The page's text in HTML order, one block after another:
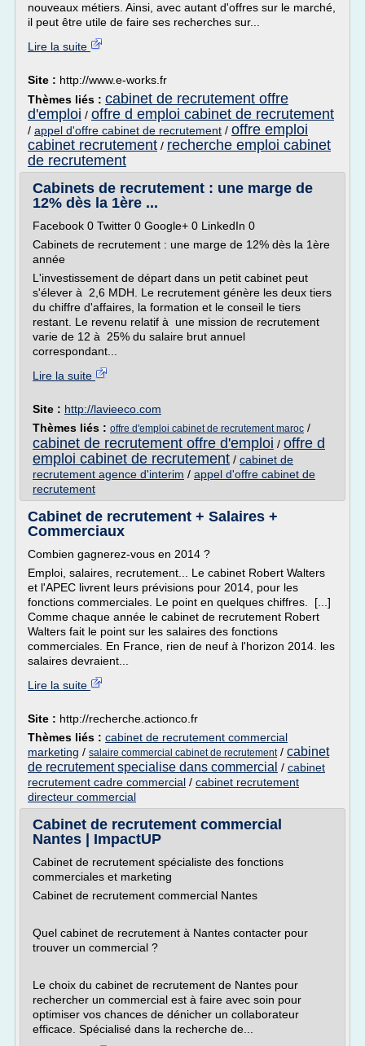
nouveaux métiers. Ainsi, avec autant d'offres sur le marché,
il peut être utile de faire ses recherches sur...
Lire la suite
Site : http://www.e-works.fr
Thèmes liés : cabinet de recrutement offre
d'emploi / offre d emploi cabinet de recrutement
/ appel d'offre cabinet de recrutement / offre emploi
cabinet recrutement / recherche emploi cabinet
de recrutement
Cabinets de recrutement : une marge de
12% dès la 1ère ...
Facebook 0 Twitter 0 Google+ 0 LinkedIn 0
Cabinets de recrutement : une marge de 12% dès la 1ère
année
L'investissement de départ dans un petit cabinet peut
s'élever à 2,6 MDH. Le recrutement génère les deux tiers
du chiffre d'affaires, la formation et le conseil le tiers
restant. Le revenu relatif à une mission de recrutement
varie de 12 à 25% du salaire brut annuel
correspondant...
Lire la suite
Site : http://lavieeco.com
Thèmes liés : offre d'emploi cabinet de recrutement maroc /
cabinet de recrutement offre d'emploi / offre d
emploi cabinet de recrutement / cabinet de
recrutement agence d'interim / appel d'offre cabinet de
recrutement
Cabinet de recrutement + Salaires +
Commerciaux
Combien gagnerez-vous en 2014 ?
Emploi, salaires, recrutement... Le cabinet Robert Walters
et l'APEC livrent leurs prévisions pour 2014, pour les
fonctions commerciales. Le point en quelques chiffres. [...]
Comme chaque année le cabinet de recrutement Robert
Walters fait le point sur les salaires des fonctions
commerciales. En France, rien de neuf à l'horizon 2014. les
salaires devraient...
Lire la suite
Site : http://recherche.actionco.fr
Thèmes liés : cabinet de recrutement commercial
marketing / salaire commercial cabinet de recrutement/ cabinet
de recrutement specialise dans commercial / cabinet
recrutement cadre commercial / cabinet recrutement
directeur commercial
Cabinet de recrutement commercial
Nantes | ImpactUP
Cabinet de recrutement spécialiste des fonctions
commerciales et marketing
Cabinet de recrutement commercial Nantes
Quel cabinet de recrutement à Nantes contacter pour
trouver un commercial ?
Le choix du cabinet de recrutement de Nantes pour
rechercher un commercial est à faire avec soin pour
optimiser vos chances de dénicher un collaborateur
efficace. Spécialisé dans la recherche de...